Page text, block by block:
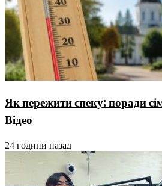
Як пережити спеку: поради
Відео
24 години назад